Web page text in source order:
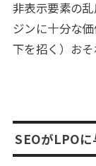
非表示要素の
ジンに十分な
下を招く）おそ
SEOがLPOに